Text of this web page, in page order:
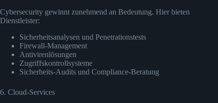
Cybersecurity gewinnt zunehmend an Bedeutung. Hier bieten
Dienstleister:
Sicherheitsanalysen und Penetrationstests
Firewall-Management
Antivirenlösungen
Zugriffskontrollsysteme
Sicherheits-Audits und Compliance-Beratung
6. Cloud-Services